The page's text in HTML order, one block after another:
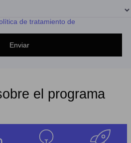
de tratamiento de
el programa